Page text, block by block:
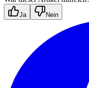
Ja Nein